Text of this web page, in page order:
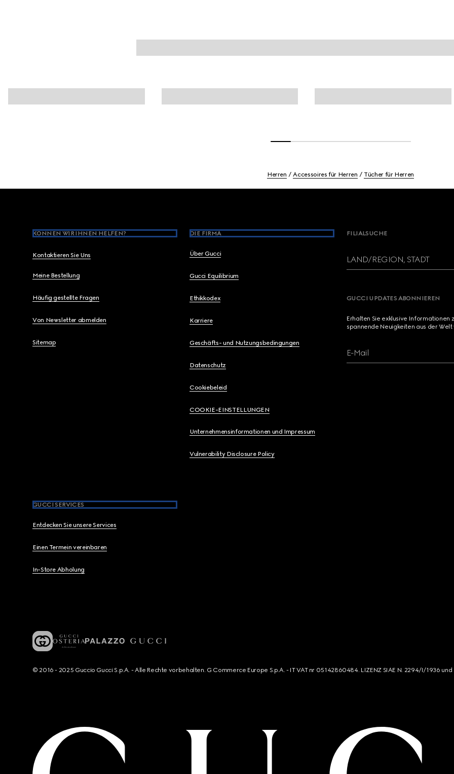
Herren Accessoires für Herren Tücher für Herren
KÖNNEN WIR IHNEN HELFEN?
Kontaktieren Sie Uns
Meine Bestellung
Häufig gestellte Fragen
Von Newsletter abmelden
Sitemap
DIE FIRMA
Über Gucci
Gucci Equilibrium
Ethikkodex
Karriere
Geschäfts- und Nutzungsbedingungen
Datenschutz
Cookiebeleid
COOKIE-EINSTELLUNGEN
Unternehmensinformationen und Impressum
Vulnerability Disclosure Policy
GUCCI SERVICES
Entdecken Sie unsere Services
Einen Termein vereinbaren
In-Store Abholung
FILIALSUCHE
LAND/REGION, STADT
GUCCI UPDATES ABONNIEREN
Erhalten Sie exklusive
spannende Neuigkeiten aus der Welt
E-Mail
© 2016 - 2025 Guccio Gucci S.p.A. - Alle Rechte vorbehalten. G Commerce Europe S.p.A. - IT VAT nr 05142860484. LIZENZ SIAE N. 2294/I/1936